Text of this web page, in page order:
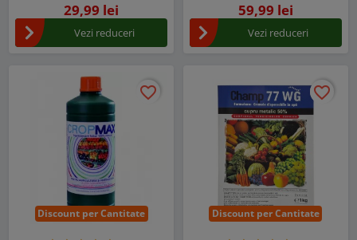
Superconcentrat
29,99 lei
Vezi reduceri
Superconcentrat
59,99 lei
Vezi reduceri
Discount per Cantitate
favorite_border
favorite_border
Discount per Cantitate
favorite_border
favorite_border